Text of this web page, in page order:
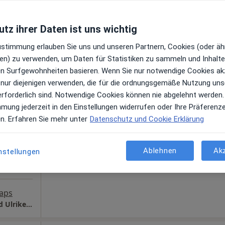
Maps
Gem.Praxis am Diako Dres. Tobias Hänel und Ulrike Weder
Heute
7 Aug
Morgen
8 Aug
So,
9 Aug
Mo,
10 Aug
Terminanfrage senden
ihrer Daten ist uns wichtig
erlauben Sie uns und unseren Partnern, Cookies (oder
zu verwenden, um Daten für Statistiken zu sammeln und
Surfgewohnheiten basieren. Wenn Sie nur notwendige Cookies
diejenigen verwenden, die für die ordnungsgemäße Nutzung
sind. Notwendige Cookies können nie abgelehnt werden.
jederzeit in den Einstellungen widerrufen oder Ihre
Erfahren Sie mehr unter Datenschutz und Cookie Erklärung
Ablehnen